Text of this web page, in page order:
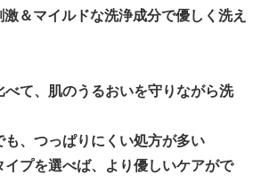
激＆マイルドな洗浄成分で優しく洗え
べて、肌のうるおいを守りながら洗
も、つっぱりにくい処方が多い
イプを選べば、より優しいケアがで